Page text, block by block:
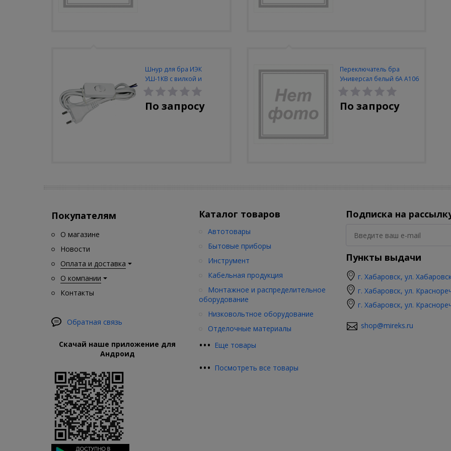
Шнур для бра ИЭК
УШ-1КВ с вилкой и
выключателем 2м
(2х0,75мм2) белый
По запросу
Переключатель бра
Универсал белый 6А А106
По запросу
Покупателям
О магазине
Новости
Оплата и доставка
О компании
Контакты
Обратная связь
Скачай наше приложение для
Андроид
Каталог товаров
••• Еще товары
Автотовары
Бытовые приборы
Инструмент
Кабельная продукция
Монтажное и распределительное
оборудование
Низковольтное оборудование
Отделочные материалы
••• Посмотреть все товары
Подписка на
Пункты выдачи
г. Хабаровск, ул.
г. Хабаровск, ул.
г. Хабаровск, ул.
shop@mireks.ru